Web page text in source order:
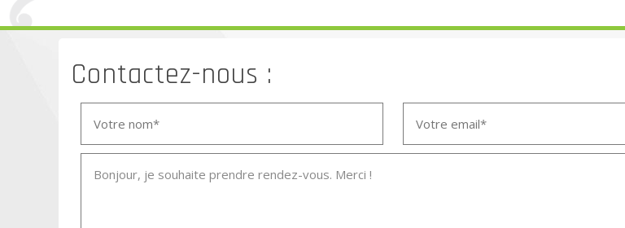
Contactez-nous :